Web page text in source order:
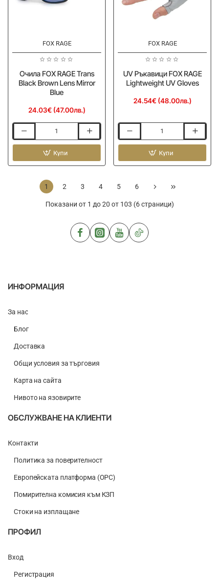
FOX RAGE
Очила FOX RAGE Trans
Black Brown Lens Mirror
Blue
24.03€ (47.00лв.)
FOX
Trans
Купи
FOX RAGE
UV Ръкавици FOX RAGE
Lightweight UV Gloves
24.54€ (48.00лв.)
Ръкавици
RAGE
Gloves
Купи
1 2 3 4 5 6
Показани от 1 до 20 от 103 (6 страници)
ИНФОРМАЦИЯ
За нас
Блог
Доставка
Общи условия за търговия
Карта на сайта
Нивото на язовирите
ОБСЛУЖВАНЕ НА КЛИЕНТИ
Контакти
Политика за поверителност
Европейската платформа (ОРС)
Помирителна комисия към КЗП
Стоки на изплащане
ПРОФИЛ
Вход
Регистрация